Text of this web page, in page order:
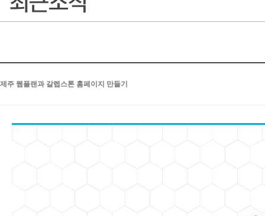
제주 웹플랜과 갈렙스톤 홈페이지 만들기